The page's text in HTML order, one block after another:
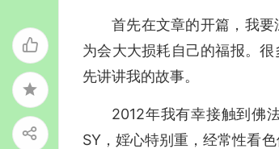
首先在文章的开篇，我
为会大大损耗自己的福报。
先讲讲我的故事。
2012年我有幸接触到佛
SY，婬心特别重，经常性看